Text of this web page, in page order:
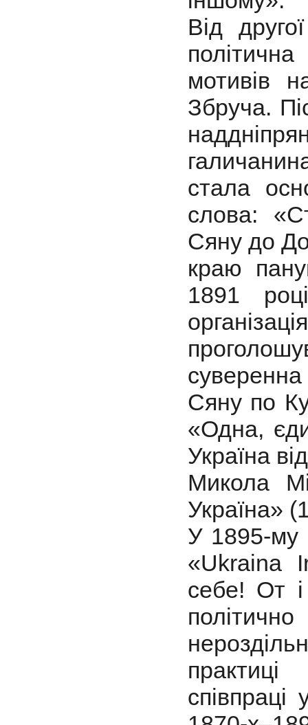
Від
мотивів
Збруча.
стала
слова:
Сяну до
краю
1891
Сяну по
«Одна,
Україна
Микола
Україна»
У 1895-му
«Ukraina
себе! От
співпраці